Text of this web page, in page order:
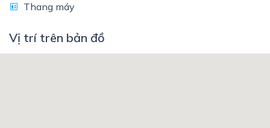
Thang máy
Vị trí trên bản đồ